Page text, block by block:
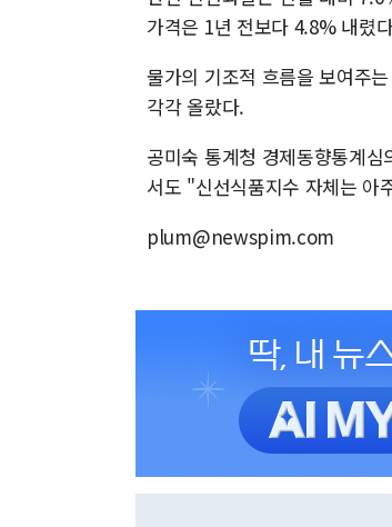
가격은 1년 전보다 4.8% 내렸
물가의 기조적 흐름을 보여주
각각 올랐다.
공미숙 통계청 경제동향통계
서도 "신선식품지수 자체는 아
plum@newspim.com